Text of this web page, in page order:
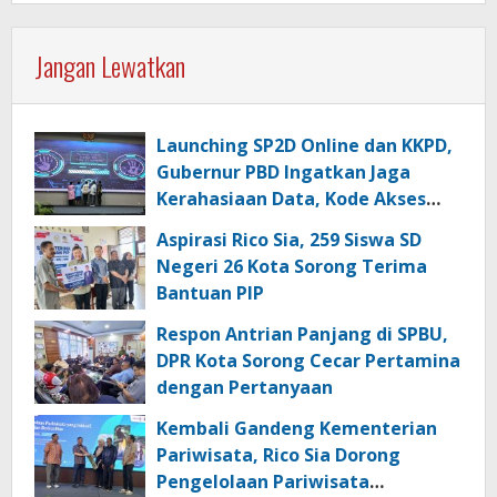
Jangan Lewatkan
Launching SP2D Online dan KKPD,
Gubernur PBD Ingatkan Jaga
Kerahasiaan Data, Kode Akses
Aspirasi Rico Sia, 259 Siswa SD
Negeri 26 Kota Sorong Terima
Bantuan PIP
Respon Antrian Panjang di SPBU,
DPR Kota Sorong Cecar Pertamina
dengan Pertanyaan
Kembali Gandeng Kementerian
Pariwisata, Rico Sia Dorong
Pengelolaan Pariwisata